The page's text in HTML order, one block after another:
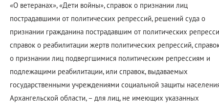
«О ветеранах», «Дети войны», справок о признании лиц
пострадавшими от политических репрессий, решений суда о
признании гражданина пострадавшим от политических
справок о реабилитации жертв политических репрессий,
о признании лиц подвергшимися политическим репрессиям и
подлежащими реабилитации, или справок, выдаваемых
государственными учреждениями социальной защиты
Архангельской области, – для лиц, не имеющих указанных